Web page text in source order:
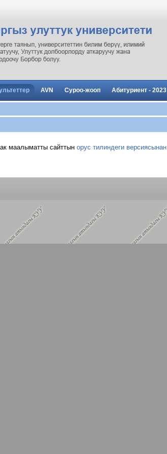
AVN Суроо-жооп Абитуриент - 2023
маалыматты сайттын орус тилиндеги версиясынан